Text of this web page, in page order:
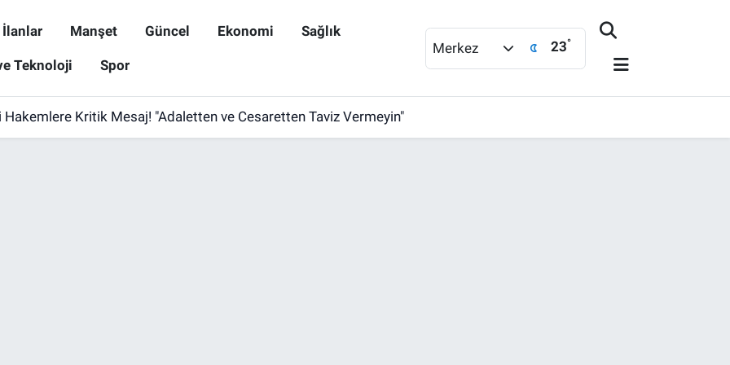
İlanlar Manşet Güncel Ekonomi Sağlık
Teknoloji Spor
Merkez 23°
Hakemlere Kritik Mesaj! "Adaletten ve Cesaretten Taviz Vermeyin"